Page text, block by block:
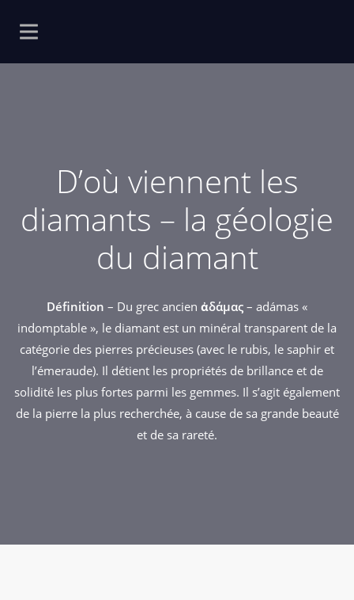
D’où viennent les
diamants – la géologie
du diamant
Définition – Du grec ancien ἀδάμας – adámas «
indomptable », le diamant est un minéral transparent de la
catégorie des pierres précieuses (avec le rubis, le saphir et
l’émeraude). Il détient les propriétés de brillance et de
solidité les plus fortes parmi les gemmes. Il s’agit également
de la pierre la plus recherchée, à cause de sa grande beauté
et de sa rareté.